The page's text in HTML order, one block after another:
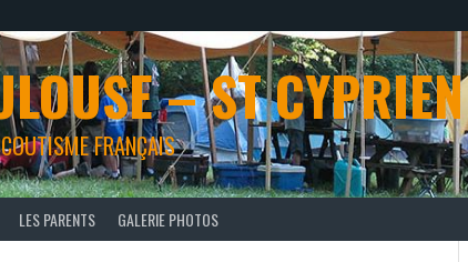
– ST CYPRIEN
FRANÇAIS
LES PARENTS GALERIE PHOTOS